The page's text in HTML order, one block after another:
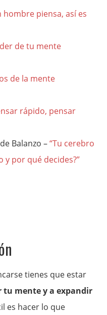
hombre piensa, así es
de tu mente
de la mente
rápido, pensar
Balanzo –“Tu cerebro
y por qué decides?”
tienes que estar
tu mente y a expandir
es hacer lo que